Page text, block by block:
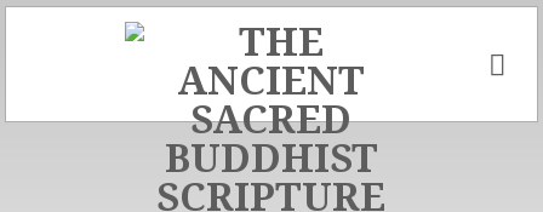
Skip